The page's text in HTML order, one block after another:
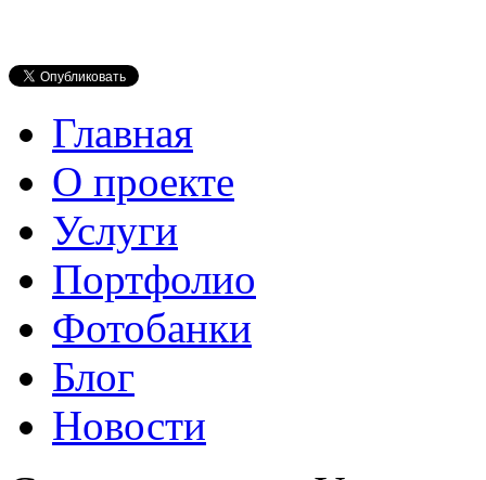
Главная
О проекте
Услуги
Портфолио
Фотобанки
Блог
Новости